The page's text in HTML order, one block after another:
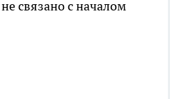
связано с началом